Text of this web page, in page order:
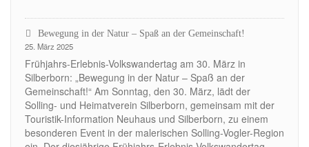
Großenbrode:
Ein
für
die
Sinne!
Bewegung in der Natur – Spaß an der Gemeinschaft!
25. März 2025
Frühjahrs-Erlebnis-Volkswandertag am 30. März in
Silberborn: „Bewegung in der Natur – Spaß an der
Gemeinschaft!“ Am Sonntag, den 30. März, lädt der
Solling- und Heimatverein Silberborn, gemeinsam mit der
Touristik-Information Neuhaus und Silberborn, zu einem
besonderen Event in der malerischen Solling-Vogler-Region